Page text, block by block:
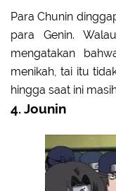
Para Chunin
para Genin.
mengatakan
menikah, tai itu
hingga saat ini
4. Jounin